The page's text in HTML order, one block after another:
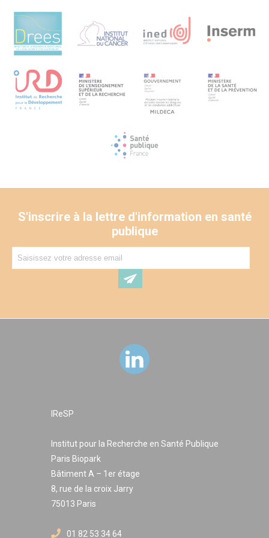
(évaluation organisationnelle, évaluation d’implantation,
analyse fonctionnelle des besoins, analyse de processus,
matrice d’impacts, mesure de la pression concurrentielle)
et de la sociologie (entretien semi-directifs, analyse de
contenu).
Les décideurs publics pourront se saisir des résultats
obtenus pour alimenter les politiques récentes qui vont
dans le sens d’un élargissement des missions du
pharmacien et dans la recherche d’une coordination
accrue entre les professionnels de santé de premier
pertinence et la faisabilité d’une poursuite de telles
expérimentations à une échelle plus conséquente, à
l’image des expérimentations pour l’innovation en santé et
de l’incitation à une prise en charge partagée. Nos résultats
S'inscrire à la lettre d'information en santé
publique
IReSP
Institut pour la Recherche en Santé Publique
Paris Biopark
Bâtiment A – 1er étage
8, rue de la croix Jarry
75013 Paris
01 82 53 34 64